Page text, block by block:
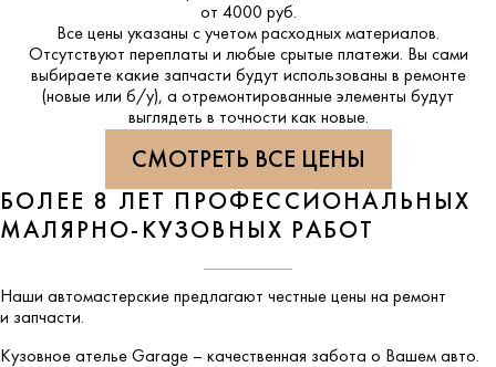
от 4000 руб.
Все цены указаны с учетом расходных материалов.
Отсутствуют переплаты и любые срытые платежи. Вы сами
выбираете какие запчасти будут использованы в ремонте
(новые или б/у), а отремонтированные элементы будут
выглядеть в точности как новые.
СМОТРЕТЬ ВСЕ ЦЕНЫ
БОЛЕЕ 8 ЛЕТ ПРОФЕССИОНАЛЬНЫХ
МАЛЯРНО-КУЗОВНЫХ РАБОТ
Наши автомастерские предлагают честные цены на ремонт
и запчасти.
Кузовное ателье Garage – качественная забота о Вашем авто.